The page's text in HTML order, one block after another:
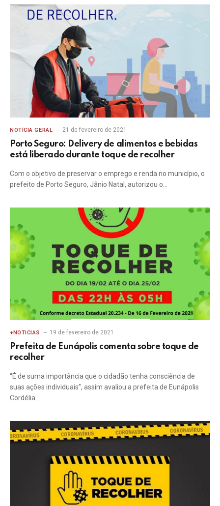
NOTÍCIA GERAL 21 de fevereiro de 2021
Porto Seguro: Delivery de alimentos e bebidas
está liberado durante toque de recolher
Com o objetivo de preservar o emprego e renda no município, o
prefeito de Porto Seguro, Jânio Natal, autorizou o…
+NOTICIAS 19 de fevereiro de 2021
Prefeita de Eunápolis comenta sobre toque de
recolher
“É de suma importância que o cidadão tenha consciência de
suas ações individuais”, assim avaliou a prefeita de Eunápolis
Cordélia…